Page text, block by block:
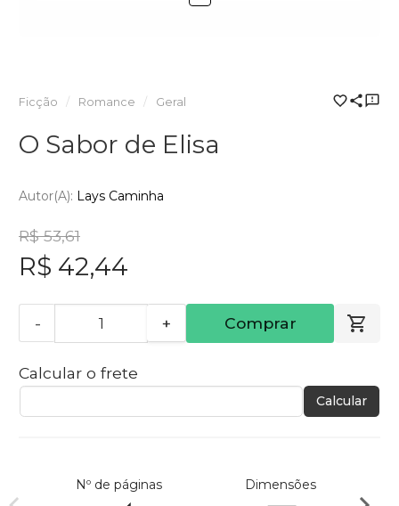
Ficção Romance Geral
O Sabor de Elisa
Autor(a): Lays Caminha
R$ 53,61
R$ 42,44
- + Comprar
Calcular o frete
Calcular
Nº de páginas Dimensões